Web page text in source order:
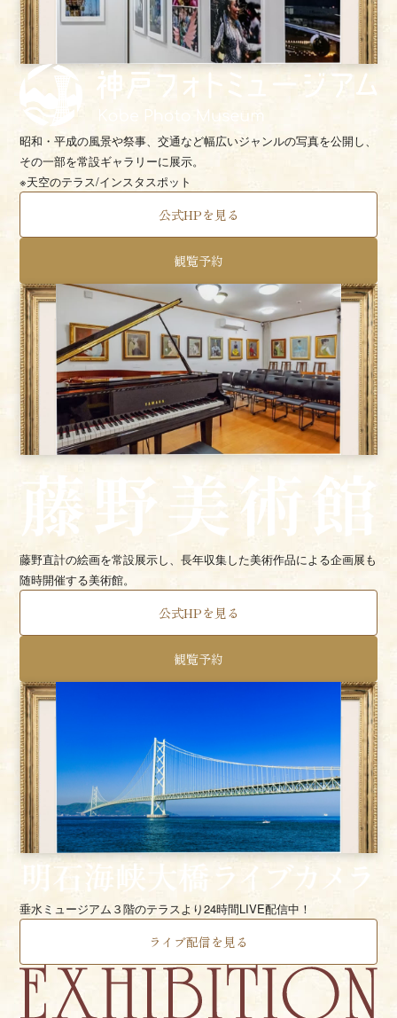
昭和・平成の風景や祭事、交通など幅広いジャンルの写真を公開し、
その一部を常設ギャラリーに展示。
※天空のテラス/インスタスポット
公式HPを見る
観覧予約
藤野直計の絵画を常設展示し、長年収集した美術作品による企画展も
随時開催する美術館。
公式HPを見る
観覧予約
垂水ミュージアム３階のテラスより24時間LIVE配信中！
ライブ配信を見る